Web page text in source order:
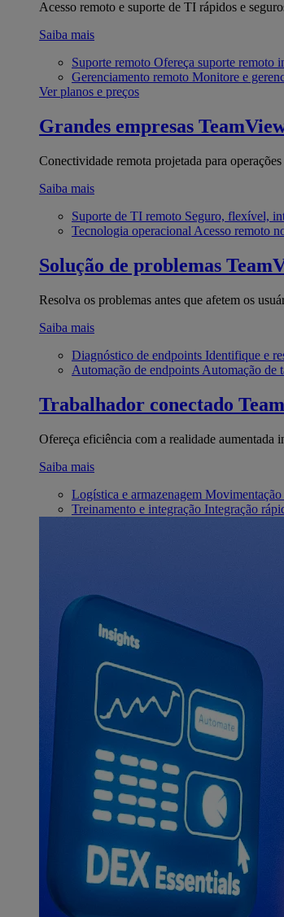
Acesso remoto e suporte de TI rápidos e
Saiba mais
Suporte remoto Ofereça suporte remoto
Gerenciamento remoto Monitore e
Ver planos e preços
Grandes empresas
Conectividade remota projetada para operações
Saiba mais
Suporte de TI remoto Seguro, flexível,
Tecnologia operacional Acesso remoto
Solução de problemas
Resolva os problemas antes que afetem os
Saiba mais
Diagnóstico de endpoints Identifique e
Automação de endpoints Automação de
Trabalhador conectado
Ofereça eficiência com a realidade aumentada
Saiba mais
Logística e armazenagem Movimentação
Treinamento e integração Integração